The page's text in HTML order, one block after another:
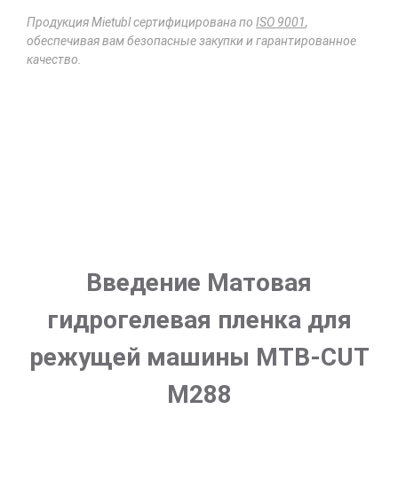
Продукция Mietubl сертифицирована по ISO 9001,
обеспечивая вам безопасные закупки и гарантированное
качество.
Введение Матовая
гидрогелевая пленка для
режущей машины MTB-CUT
M288